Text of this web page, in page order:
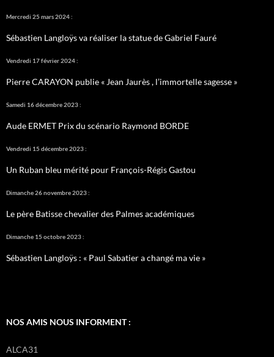
Mercredi 25 mars 2024 :
Sébastien Langloÿs va réaliser la statue de Gabriel Fauré
Vendredi 17 février 2024 :
Pierre CARAYON publie « Jean Jaurès , l’immortelle sagesse »
Samedi 16 décembre 2023 :
Aude ERMET Prix du scénario Raymond BORDE
Vendredi 15 décembre 2023 :
Un Ruban bleu mérité pour François-Régis Gastou
Dimanche 26 novembre 2023 :
Le père Batisse chevalier des Palmes académiques
Dimanche 15 octobre 2023 :
Sébastien Langloÿs : « Paul Sabatier a changé ma vie »
NOS AMIS NOUS INFORMENT :
ALCA31